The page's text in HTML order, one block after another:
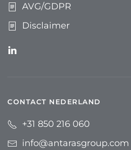
AVG/GDPR
Disclaimer
CONTACT NEDERLAND
+31 850 216 060
info@antarasgroup.com